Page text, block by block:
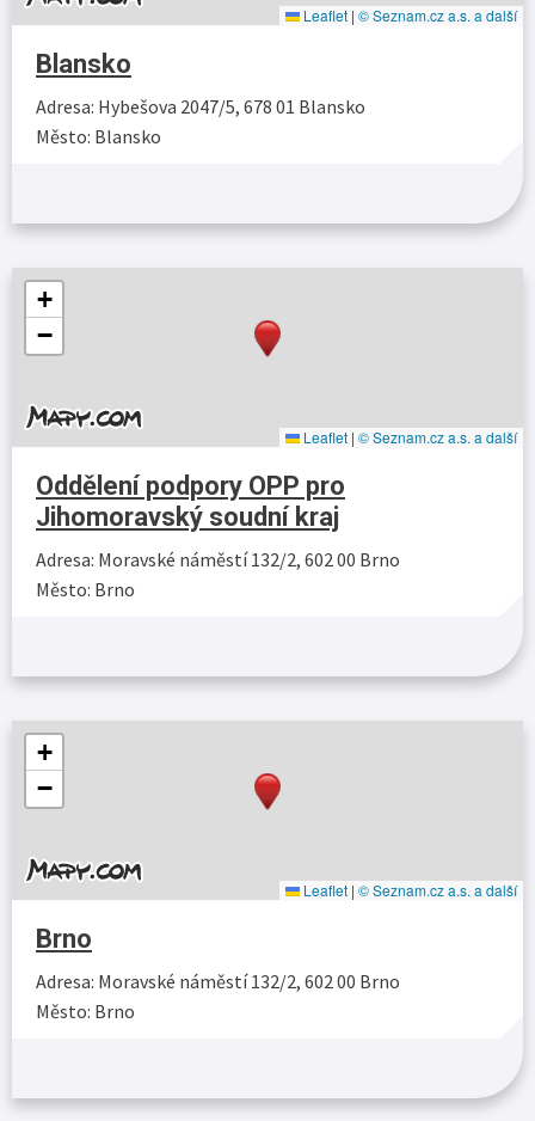
Leaflet | © Seznam.cz a.s. a další
Blansko
Adresa: Hybešova 2047/5, 678 01 Blansko
Město: Blansko
+
−
Leaflet | © Seznam.cz a.s. a další
Oddělení podpory OPP pro
Jihomoravský soudní kraj
Adresa: Moravské náměstí 132/2, 602 00 Brno
Město: Brno
+
−
Leaflet | © Seznam.cz a.s. a další
Brno
Adresa: Moravské náměstí 132/2, 602 00 Brno
Město: Brno